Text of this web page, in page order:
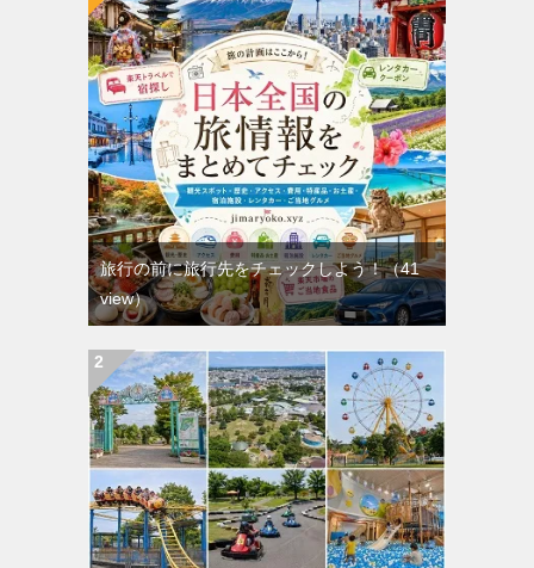
旅行の前に旅行先をチェックしよう！（41
view）